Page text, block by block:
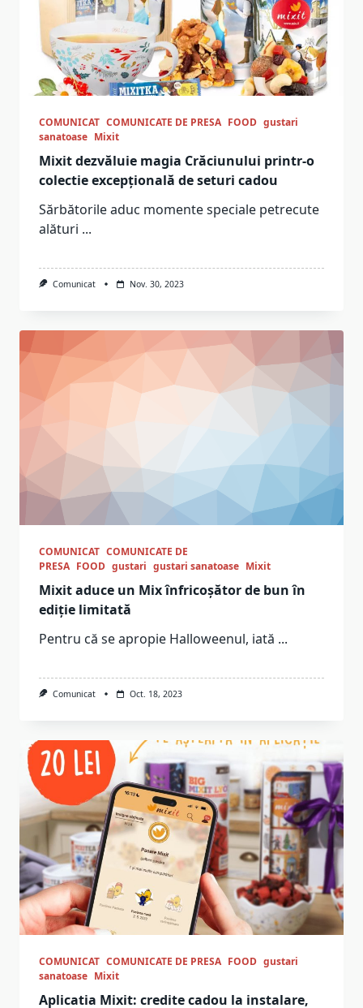
COMUNICAT COMUNICATE DE PRESA FOOD gustari
sanatoase Mixit
Mixit dezvăluie magia Crăciunului printr-o
colectie excepțională de seturi cadou
Sărbătorile aduc momente speciale petrecute
alături ...
Comunicat Nov. 30, 2023
COMUNICAT COMUNICATE DE
PRESA FOOD gustari gustari sanatoase Mixit
Mixit aduce un Mix înfricoșător de bun în
ediție limitată
Pentru că se apropie Halloweenul, iată ...
Comunicat Oct. 18, 2023
COMUNICAT COMUNICATE DE PRESA FOOD gustari
sanatoase Mixit
Aplicatia Mixit: credite cadou la instalare,